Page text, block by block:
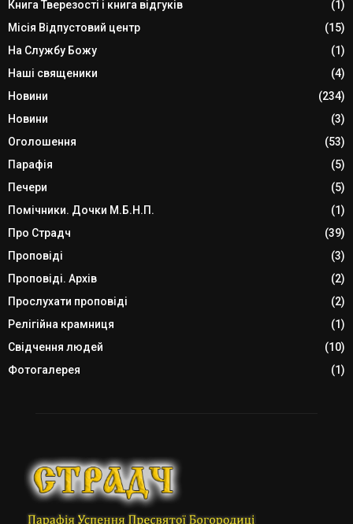
Книга Тверезості і книга відгуків
(1)
Місія Відпустовий центр
(15)
На Службу Божу
(1)
Наші священики
(4)
Новини
(234)
Новини
(3)
Оголошення
(53)
Парафія
(5)
Печери
(5)
Помічники. Дочки М.Б.Н.П.
(1)
Про Страдч
(39)
Проповіді
(3)
Проповіді. Архів
(2)
Прослухати проповіді
(2)
Релігійна крамниця
(1)
Свідчення людей
(10)
Фотогалерея
(1)